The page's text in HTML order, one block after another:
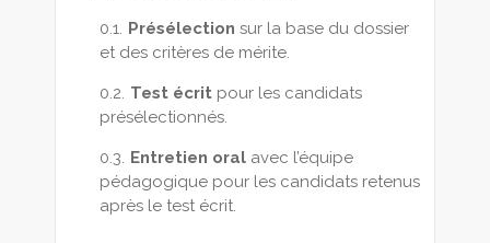
Présélection sur la base du dossier
et des critères de mérite.
Test écrit pour les candidats
présélectionnés.
Entretien oral avec l’équipe
pédagogique pour les candidats retenus
après le test écrit.